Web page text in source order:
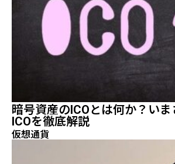
暗号資産のICOとは何か？い
ICOを徹底解説
仮想通貨